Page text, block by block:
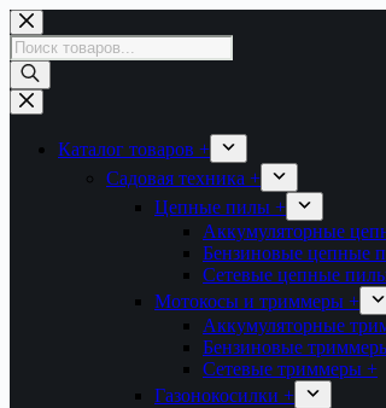
Перейти
к
сути
Поиск
товаров
Каталог товаров +
Садовая техника +
Цепные пилы +
Аккумуляторные
Бензиновые цепные
Сетевые цепные
Мотокосы и триммеры +
Аккумуляторные
Бензиновые
Сетевые триммеры +
Газонокосилки +